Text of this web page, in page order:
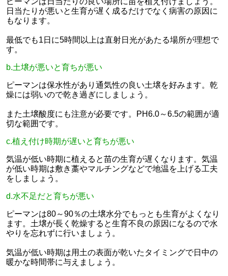
日当たりが悪いと生育が遅く成るだけでなく病害の原因に
もなります。
最低でも1日に5時間以上は直射日光があたる場所が理想で
す。
b.土壌が悪いと育ちが悪い
ピーマンは保水性があり通気性の良い土壌を好みます。乾
燥には弱いので乾き過ぎにしましょう。
また土壌酸度にも注意が必要です。PH6.0～6.5の範囲が適
切な範囲です。
c.植え付け時期が遅いと育ちが悪い
気温が低い時期に植えると苗の生育が遅くなります。気温
が低い時期は敷き藁やマルチングなどで地温を上げる工夫
をしましょう。
d.水不足だと育ちが悪い
ピーマンは80～90％の土壌水分でもっとも生育がよくなり
ます。土壌が長く乾燥すると生育不良の原因になるので水
やりを忘れずに行いましょう。
気温が低い時期は用土の表面が乾いたタイミングで日中の
暖かな時間帯に与えましょう。